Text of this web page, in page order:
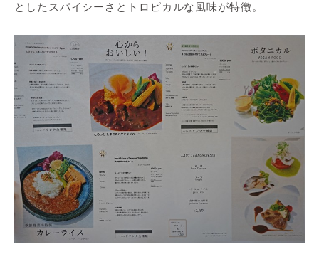
としたスパイシーさとトロピカルな風味が特徴。